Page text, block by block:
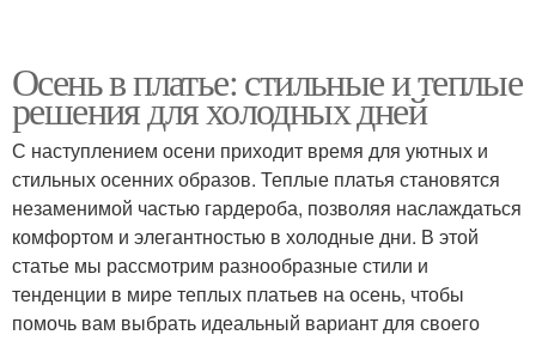
Осень в платье: стильные и теплые
решения для холодных дней
С наступлением осени приходит время для уютных и
стильных осенних образов. Теплые платья становятся
незаменимой частью гардероба, позволяя наслаждаться
комфортом и элегантностью в холодные дни. В этой
статье мы рассмотрим разнообразные стили и
тенденции в мире теплых платьев на осень, чтобы
помочь вам выбрать идеальный вариант для своего